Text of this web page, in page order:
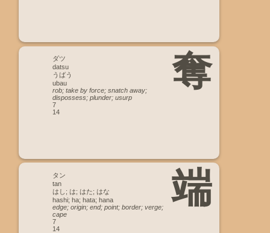
奪
ダツ
datsu
うばう
ubau
rob; take by force; snatch away;
dispossess; plunder; usurp
7
14
端
タン
tan
はし; は; はた; はな
hashi; ha; hata; hana
edge; origin; end; point; border; verge;
cape
7
14